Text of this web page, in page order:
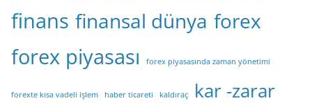
finans finansal dünya forex
forex piyasası forex piyasasında zaman yönetimi
forexte kısa vadeli işlem haber ticareti kaldıraç kar -zarar